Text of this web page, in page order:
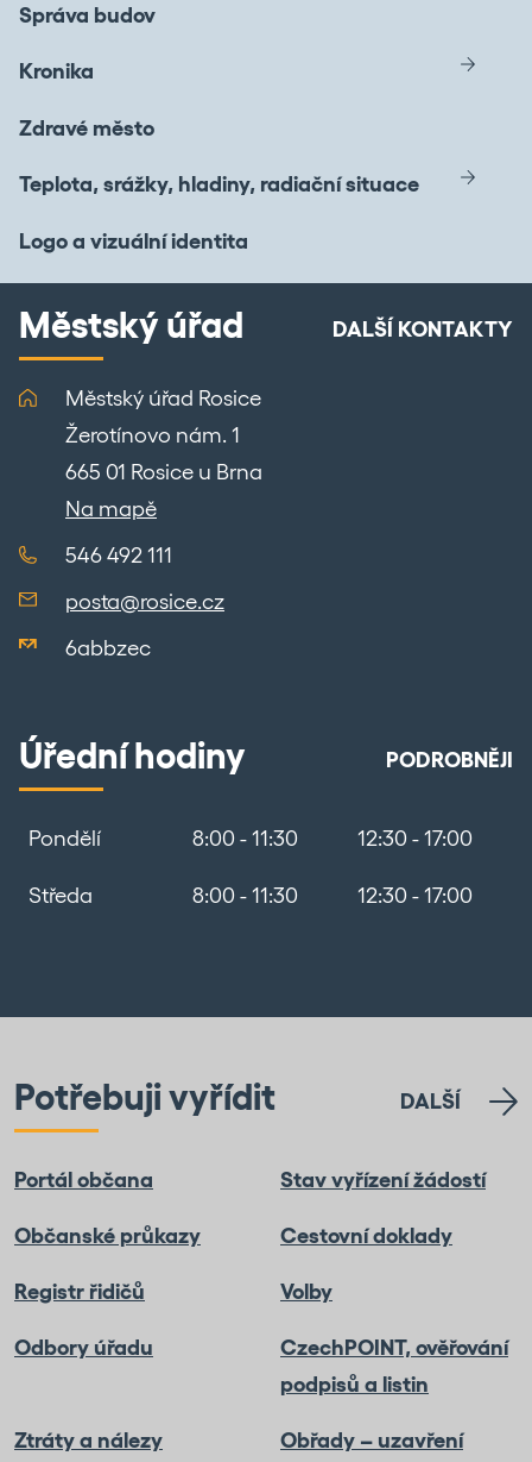
Správa budov
Kronika
Zdravé město
Teplota, srážky, hladiny, radiační situace
Logo a vizuální identita
Městský úřad DALŠÍ KONTAKTY
Městský úřad Rosice
Žerotínovo nám. 1
665 01 Rosice u Brna
Na mapě
546 492 111
posta@rosice.cz
6abbzec
Úřední hodiny PODROBNĚJI
Pondělí 8:00 - 11:30 12:30 - 17:00
Středa 8:00 - 11:30 12:30 - 17:00
Potřebuji vyřídit DALŠÍ
Portál občana Stav vyřízení žádostí
Občanské průkazy Cestovní doklady
Registr řidičů Volby
Odbory úřadu
CzechPOINT, ověřování
podpisů a listin
Ztráty a nálezy
Obřady – uzavření